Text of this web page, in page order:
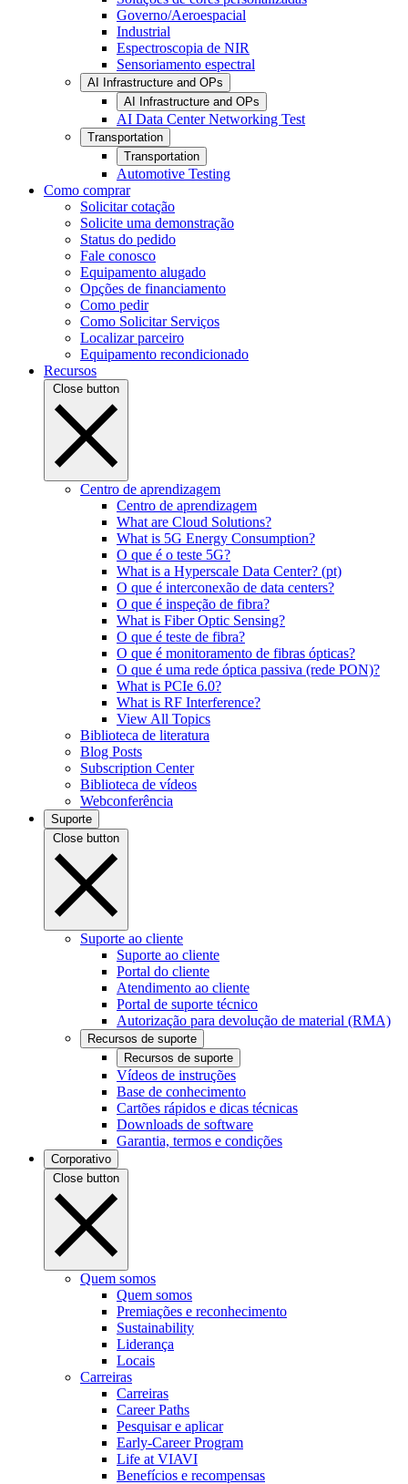
Governo/Aeroespacial
Industrial
Espectroscopia de NIR
Sensoriamento espectral
AI Infrastructure and OPs
AI Infrastructure and OPs
AI Data Center Networking Test
Transportation
Transportation
Automotive Testing
Como comprar
Solicitar cotação
Solicite uma demonstração
Status do pedido
Fale conosco
Equipamento alugado
Opções de financiamento
Como pedir
Como Solicitar Serviços
Localizar parceiro
Equipamento recondicionado
Recursos
Close button
Centro de aprendizagem
Centro de aprendizagem
What are Cloud Solutions?
What is 5G Energy Consumption?
O que é o teste 5G?
What is a Hyperscale Data Center? (pt)
O que é interconexão de data centers?
O que é inspeção de fibra?
What is Fiber Optic Sensing?
O que é teste de fibra?
O que é monitoramento de fibras ópticas?
O que é uma rede óptica passiva (rede PON)?
What is PCIe 6.0?
What is RF Interference?
View All Topics
Biblioteca de literatura
Blog Posts
Subscription Center
Biblioteca de vídeos
Webconferência
Suporte
Close button
Suporte ao cliente
Suporte ao cliente
Portal do cliente
Atendimento ao cliente
Portal de suporte técnico
Autorização para devolução de material (RMA)
Recursos de suporte
Recursos de suporte
Vídeos de instruções
Base de conhecimento
Cartões rápidos e dicas técnicas
Downloads de software
Garantia, termos e condições
Corporativo
Close button
Quem somos
Quem somos
Premiações e reconhecimento
Sustainability
Liderança
Locais
Carreiras
Carreiras
Career Paths
Pesquisar e aplicar
Early-Career Program
Life at VIAVI
Benefícios e recompensas